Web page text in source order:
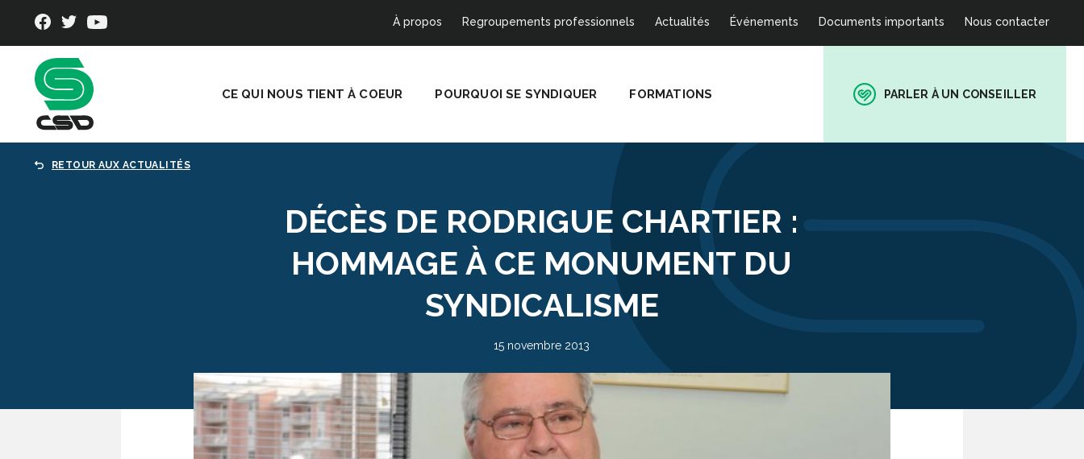
À propos Regroupements professionnels Actualités Événements Documents importants Nous contacter
CE QUI NOUS TIENT À COEUR POURQUOI SE SYNDIQUER FORMATIONS PARLER À UN CONSEILLER
RETOUR AUX ACTUALITÉS
DÉCÈS DE RODRIGUE CHARTIER :
HOMMAGE À CE MONUMENT DU
SYNDICALISME
15 novembre 2013